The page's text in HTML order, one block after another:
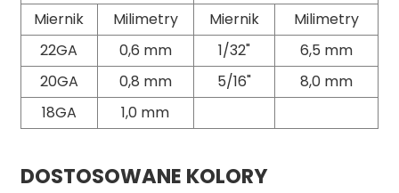
Miernik
Milimetry Miernik
Milimetry
22GA
0,6 mm 1/32"
6,5 mm
20GA
0,8 mm 5/16"
8,0 mm
18GA
1,0 mm
DOSTOSOWANE KOLORY